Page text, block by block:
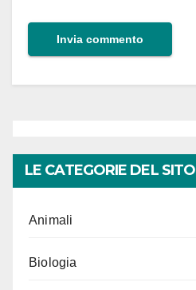
LE CATEGORIE DEL SITO
Animali
Biologia